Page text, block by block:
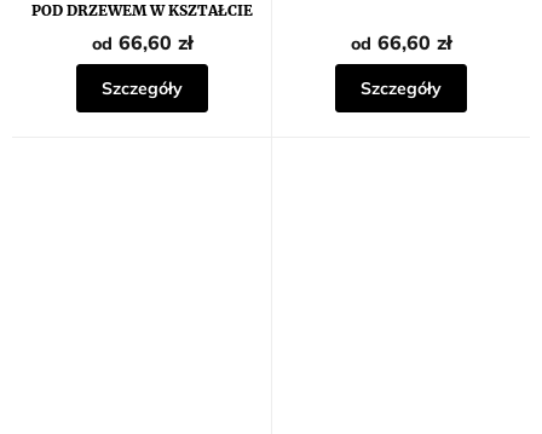
POD DRZEWEM W KSZTAŁCIE
SERCA
od 66,60 zł
Szczegóły
od 66,60 zł
Szczegóły